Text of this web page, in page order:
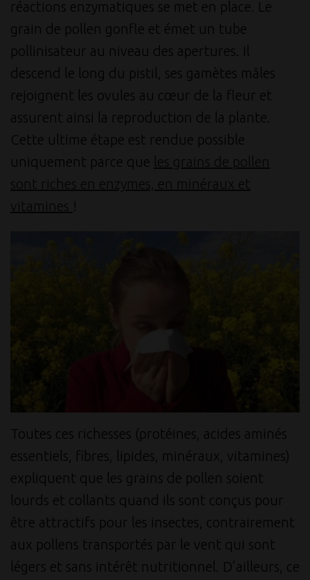
réactions enzymatiques se met en place. Le
grain de pollen gonfle et émet un tube
pollinisateur au niveau des apertures. Il
descend le long du pistil, ses gamètes mâles
rejoignent les ovules au cœur de la fleur et
assurent ainsi la reproduction de la plante.
Cette ultime étape est rendue possible
uniquement parce que
!
Toutes ces richesses (protéines, acides aminés
essentiels, fibres, lipides, minéraux, vitamines)
expliquent que les grains de pollen soient
lourds et collants quand ils sont conçus pour
être attractifs pour les insectes, contrairement
aux pollens transportés par le vent qui sont
légers et sans intérêt nutritionnel. D’ailleurs, ce